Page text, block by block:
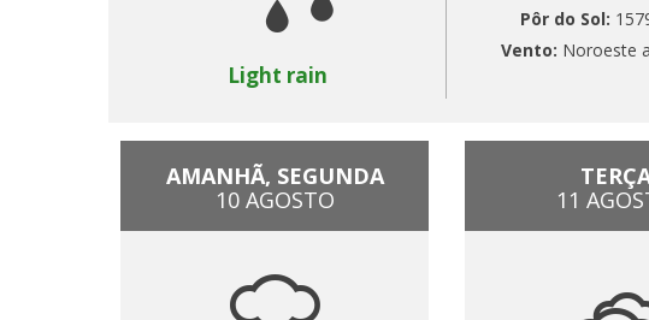
Light rain
Pôr do Sol:
Vento: Noroeste
AMANHÃ, SEGUNDA
10 AGOSTO
11